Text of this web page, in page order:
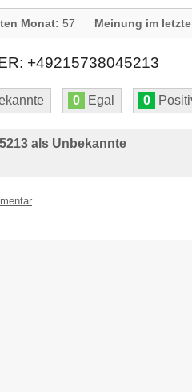
Monat: 57 Meinung im
+49215738045213
0 Egal 0
als Unbekannte